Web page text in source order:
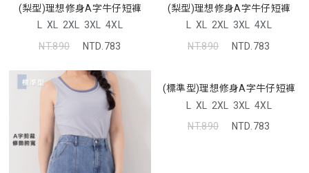
(梨型)理想修身A字牛仔短褲
L XL 2XL 3XL 4XL
NT.890
NTD.783
(梨型)理想修身A字牛仔短褲
L XL 2XL 3XL 4XL
NT.890
NTD.783
(標準型)理想修身A字牛仔短褲
L XL 2XL 3XL 4XL
NT.890
NTD.783